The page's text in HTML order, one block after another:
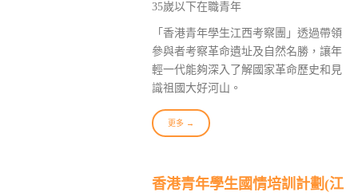
35嵗以下在職青年
「香港青年學生江西考察團」透過帶領
參與者考察革命遺址及自然名勝，讓年
輕一代能夠深入了解國家革命歷史和見
識祖國大好河山。
更多 →
香港青年學生國情培訓計劃(江